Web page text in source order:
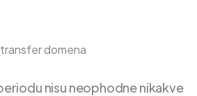
domena
nisu neophodne nikakve